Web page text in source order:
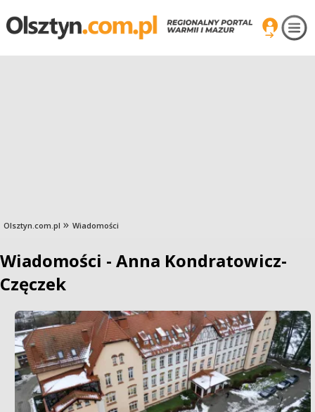
Olsztyn.com.pl Wiadomości
Wiadomości - Anna Kondratowicz-
Częczek